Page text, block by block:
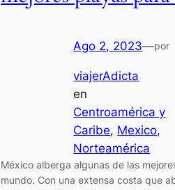
Ago 2, 2023—por
viajerAdicta
en
Centroamérica y
Caribe, Mexico
Norteamérica
México alberga algunas de las
mundo. Con una extensa costa que